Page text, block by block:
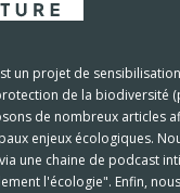
un projet de
de la biodiversité
de nombreux articles
enjeux écologiques.
une chaine de podcast
l'écologie". Enfin,